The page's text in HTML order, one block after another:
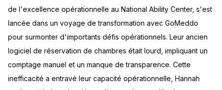
de l'excellence opérationnelle au National Ability Center, s'est
lancée dans un voyage de transformation avec GoMeddo
pour surmonter d'importants défis opérationnels. Leur ancien
logiciel de réservation de chambres était lourd, impliquant un
comptage manuel et un manque de transparence. Cette
inefficacité a entravé leur capacité opérationnelle, Hannah